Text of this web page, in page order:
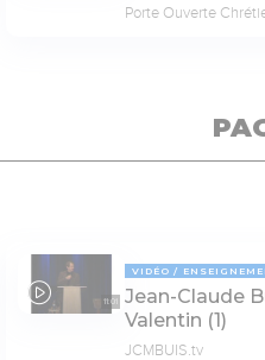
Porte Ouverte
11:01
VIDÉO
Jean-Claude
Valentin (1)
JCMBUIS.tv